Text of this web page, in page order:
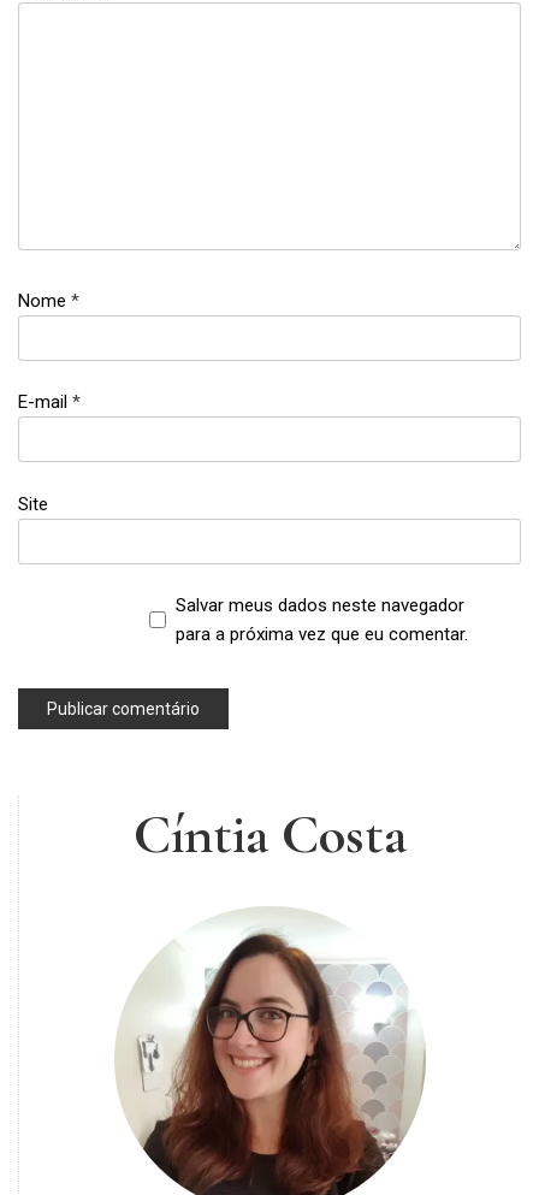
Nome *
E-mail *
Site
Salvar meus dados neste navegador
para a próxima vez que eu comentar.
Cíntia Costa